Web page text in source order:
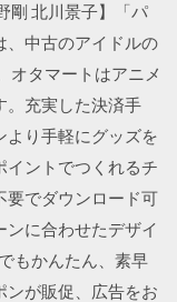
剛 北川景子】「パ
、中古のアイドルの
オタマートはアニメ
。充実した決済手
より手軽にグッズを
ントでつくれるチ
要でダウンロード可
に合わせたデザイ
もかんたん、素早
ンが販促、広告をお